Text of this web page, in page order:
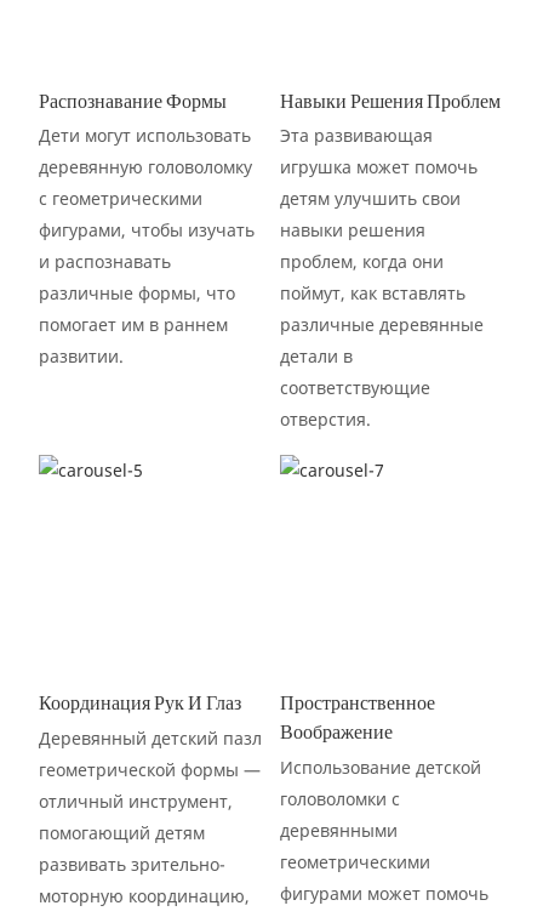
Распознавание Формы
Дети могут использовать
деревянную головоломку
с геометрическими
фигурами, чтобы изучать
и распознавать
различные формы, что
помогает им в раннем
развитии.
Навыки Решения Проблем
Эта развивающая
игрушка может помочь
детям улучшить свои
навыки решения
проблем, когда они
поймут, как вставлять
различные деревянные
детали в
соответствующие
отверстия.
Координация Рук И Глаз
Деревянный детский пазл
геометрической формы —
отличный инструмент,
помогающий детям
развивать зрительно-
моторную координацию,
Пространственное
Воображение
Использование детской
головоломки с
деревянными
геометрическими
фигурами может помочь